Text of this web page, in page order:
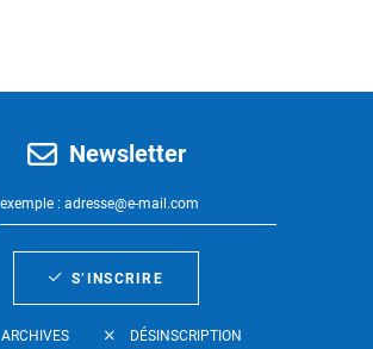
Newsletter
S’INSCRIRE
ARCHIVES DÉSINSCRIPTION